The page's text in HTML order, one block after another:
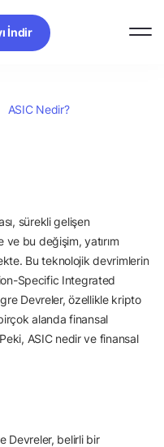
İndir
ASIC Nedir?
sürekli gelişen
bu değişim, yatırım
Bu teknolojik devrimlerin
Specific Integrated
Devreler, özellikle kripto
alanda finansal
Peki, ASIC nedir ve finansal
Devreler, belirli bir